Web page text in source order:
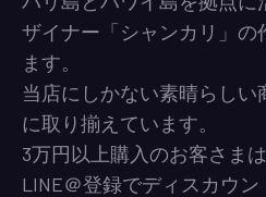
ザイナー「シャンカリ」の
ます。
当店にしかない素晴らしい
に取り揃えています。
3万円以上購入のお客さまは
LINE＠登録でディスカウ